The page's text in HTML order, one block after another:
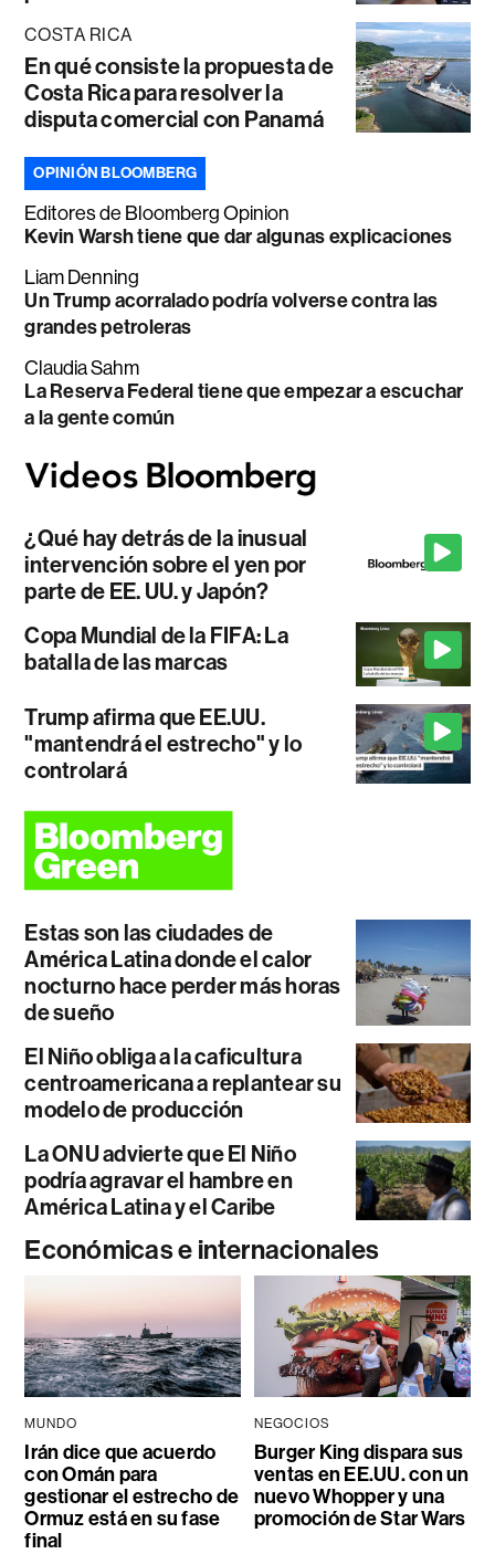
COSTA RICA
En qué consiste la propuesta de
Costa Rica para resolver la
disputa comercial con Panamá
OPINIÓN BLOOMBERG
Editores de Bloomberg Opinion
Kevin Warsh tiene que dar algunas explicaciones
Liam Denning
Un Trump acorralado podría volverse contra las
grandes petroleras
Claudia Sahm
La Reserva Federal tiene que empezar a escuchar
a la gente común
¿Qué hay detrás de la inusual
intervención sobre el yen por
parte de EE. UU. y Japón?
Copa Mundial de la FIFA: La
batalla de las marcas
Trump afirma que EE.UU.
"mantendrá el estrecho" y lo
controlará
Estas son las ciudades de
América Latina donde el calor
nocturno hace perder más horas
de sueño
El Niño obliga a la caficultura
centroamericana a replantear su
modelo de producción
La ONU advierte que El Niño
podría agravar el hambre en
América Latina y el Caribe
Económicas e internacionales
MUNDO
Irán dice que acuerdo
con Omán para
gestionar el estrecho de
Ormuz está en su fase
final
NEGOCIOS
Burger King dispara sus
ventas en EE.UU. con un
nuevo Whopper y una
promoción de Star Wars